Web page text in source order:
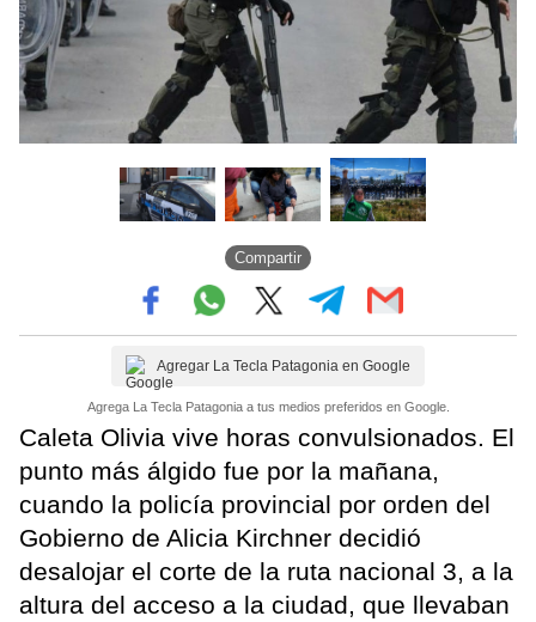
Compartir
Agregar La Tecla Patagonia en Google
Agrega La Tecla Patagonia a tus medios preferidos en Google.
Caleta Olivia vive horas convulsionados. El
punto más álgido fue por la mañana,
cuando la policía provincial por orden del
Gobierno de Alicia Kirchner decidió
desalojar el corte de la ruta nacional 3, a la
altura del acceso a la ciudad, que llevaban